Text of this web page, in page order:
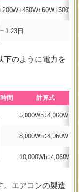
1.23日
下のように電力を
間 計算式
5,000Wh÷4,060W
8,000Wh÷4,060W
10,000Wh÷4,060W
。エアコンの製造